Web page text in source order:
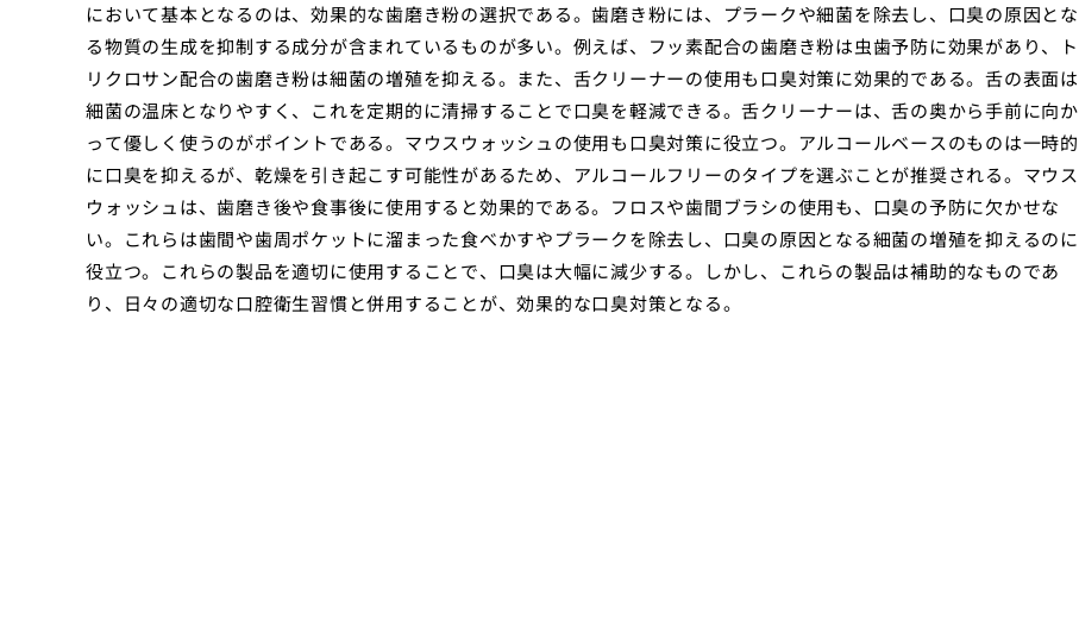
において基本となるのは、効果的な歯磨き粉の選択である。歯磨き粉には、プラークや細菌を除去し、口臭の原因とな
る物質の生成を抑制する成分が含まれているものが多い。例えば、フッ素配合の歯磨き粉は虫歯予防に効果があり、ト
リクロサン配合の歯磨き粉は細菌の増殖を抑える。また、舌クリーナーの使用も口臭対策に効果的である。舌の表面は
細菌の温床となりやすく、これを定期的に清掃することで口臭を軽減できる。舌クリーナーは、舌の奥から手前に向か
って優しく使うのがポイントである。マウスウォッシュの使用も口臭対策に役立つ。アルコールベースのものは一時的
に口臭を抑えるが、乾燥を引き起こす可能性があるため、アルコールフリーのタイプを選ぶことが推奨される。マウス
ウォッシュは、歯磨き後や食事後に使用すると効果的である。フロスや歯間ブラシの使用も、口臭の予防に欠かせな
い。これらは歯間や歯周ポケットに溜まった食べかすやプラークを除去し、口臭の原因となる細菌の増殖を抑えるのに
役立つ。これらの製品を適切に使用することで、口臭は大幅に減少する。しかし、これらの製品は補助的なものであ
り、日々の適切な口腔衛生習慣と併用することが、効果的な口臭対策となる。